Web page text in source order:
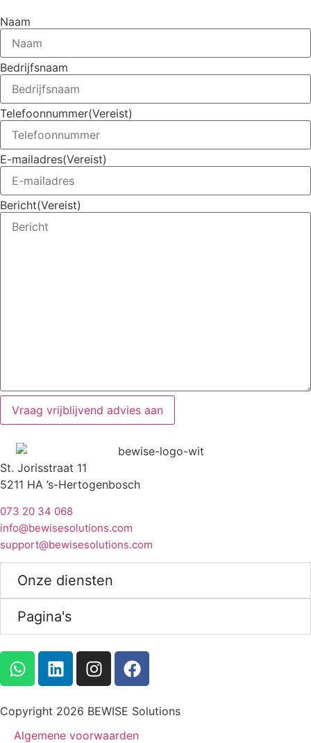
Naam
Bedrijfsnaam
Telefoonnummer(Vereist)
E-mailadres(Vereist)
Bericht(Vereist)
St. Jorisstraat 11
5211 HA ’s-Hertogenbosch
073 20 34 068
info@bewisesolutions.com
support@bewisesolutions.com
Onze diensten
Pagina's
Copyright 2026 BEWISE Solutions
Algemene voorwaarden